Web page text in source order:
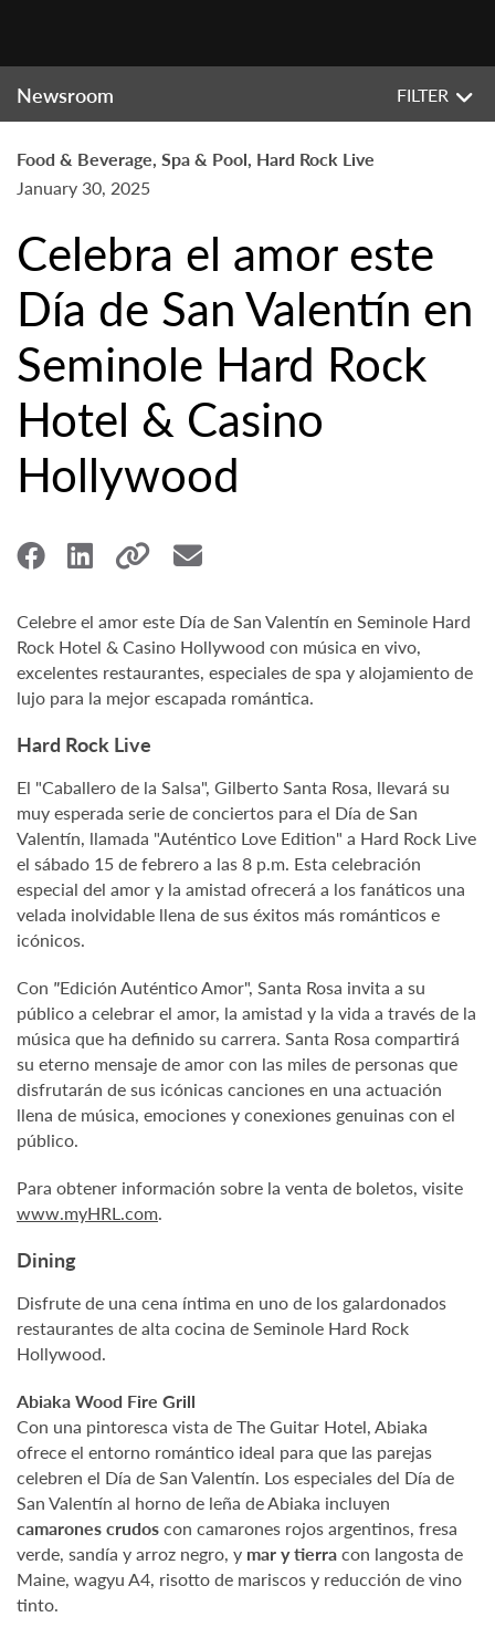
Newsroom FILTER
Food & Beverage, Spa & Pool, Hard Rock Live
January 30, 2025
Celebra el amor este
Día de San Valentín en
Seminole Hard Rock
Hotel & Casino
Hollywood
Celebre el amor este Día de San Valentín en Seminole Hard
Rock Hotel & Casino Hollywood con música en vivo,
excelentes restaurantes, especiales de spa y alojamiento de
lujo para la mejor escapada romántica.
Hard Rock Live
El "Caballero de la Salsa", Gilberto Santa Rosa, llevará su
muy esperada serie de conciertos para el Día de San
Valentín, llamada "Auténtico Love Edition" a Hard Rock Live
el sábado 15 de febrero a las 8 p.m. Esta celebración
especial del amor y la amistad ofrecerá a los fanáticos una
velada inolvidable llena de sus éxitos más románticos e
icónicos.
Con "Edición Auténtico Amor", Santa Rosa invita a su
público a celebrar el amor, la amistad y la vida a través de la
música que ha definido su carrera. Santa Rosa compartirá
su eterno mensaje de amor con las miles de personas que
disfrutarán de sus icónicas canciones en una actuación
llena de música, emociones y conexiones genuinas con el
público.
Para obtener información sobre la venta de boletos, visite
www.myHRL.com.
Dining
Disfrute de una cena íntima en uno de los galardonados
restaurantes de alta cocina de Seminole Hard Rock
Hollywood.
Abiaka Wood Fire Grill
Con una pintoresca vista de The Guitar Hotel, Abiaka
ofrece el entorno romántico ideal para que las parejas
celebren el Día de San Valentín. Los especiales del Día de
San Valentín al horno de leña de Abiaka incluyen
camarones crudoscon camarones rojos argentinos, fresa
verde, sandía y arroz negro, y mar y tierracon langosta de
Maine, wagyu A4, risotto de mariscos y reducción de vino
tinto.